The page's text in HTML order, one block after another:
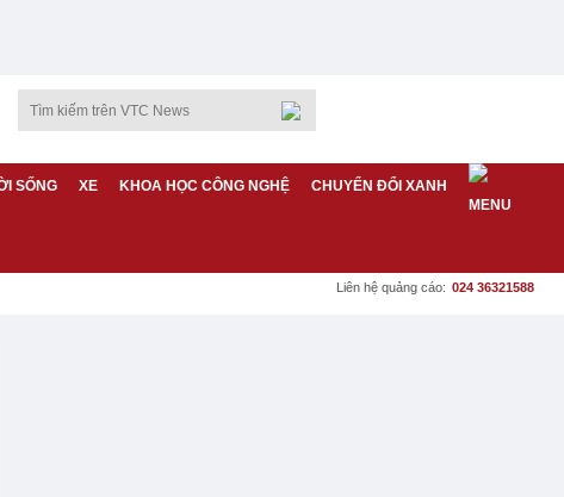
SỐNG XE KHOA HỌC CÔNG NGHỆ CHUYỂN ĐỔI XANH
Liên hệ quảng cáo: 024 36321588